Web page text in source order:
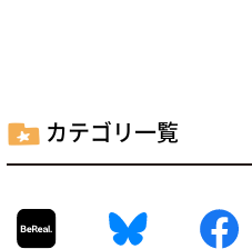
カテゴリ一覧